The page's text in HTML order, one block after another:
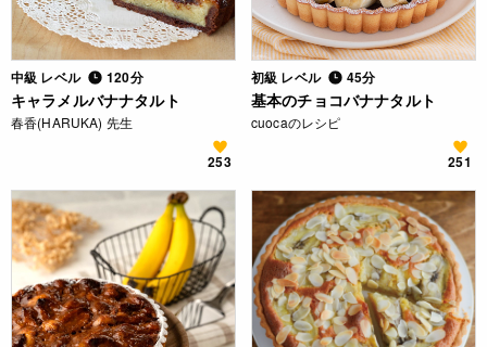
中級 レベル 120分
キャラメルバナナタルト
春香(HARUKA) 先生
253
初級 レベル 45分
基本のチョコバナナタルト
cuocaのレシピ
251